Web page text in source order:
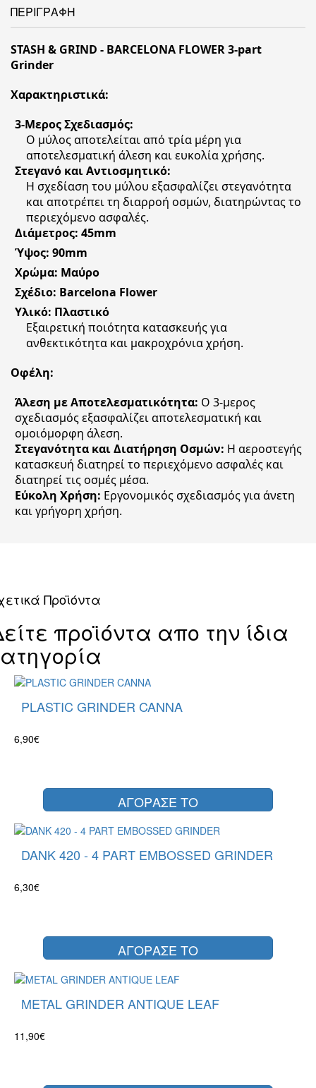
ΠΕΡΙΓΡΑΦΗ
STASH & GRIND - BARCELONA FLOWER 3-part
Grinder
Χαρακτηριστικά:
3-Μερος Σχεδιασμός:
Ο μύλος αποτελείται από τρία μέρη για
αποτελεσματική άλεση και ευκολία χρήσης.
Στεγανό και Αντιοσμητικό:
Η σχεδίαση του μύλου εξασφαλίζει στεγανότητα
και αποτρέπει τη διαρροή οσμών, διατηρώντας το
περιεχόμενο ασφαλές.
Διάμετρος: 45mm
Ύψος: 90mm
Χρώμα: Μαύρο
Σχέδιο: Barcelona Flower
Υλικό: Πλαστικό
Εξαιρετική ποιότητα κατασκευής για
ανθεκτικότητα και μακροχρόνια χρήση.
Οφέλη:
Άλεση με Αποτελεσματικότητα: Ο 3-μερος
σχεδιασμός εξασφαλίζει αποτελεσματική και
ομοιόμορφη άλεση.
Στεγανότητα και Διατήρηση Οσμών: Η αεροστεγής
κατασκευή διατηρεί το περιεχόμενο ασφαλές και
διατηρεί τις οσμές μέσα.
Εύκολη Χρήση: Εργονομικός σχεδιασμός για άνετη
και γρήγορη χρήση.
Προϊόντα
προϊόντα απο την ίδια
PLASTIC GRINDER CANNA
6,90€
ΑΓΟΡΑΣΕ ΤΟ
DANK 420 - 4 PART EMBOSSED GRINDER
6,30€
ΑΓΟΡΑΣΕ ΤΟ
METAL GRINDER ANTIQUE LEAF
11,90€